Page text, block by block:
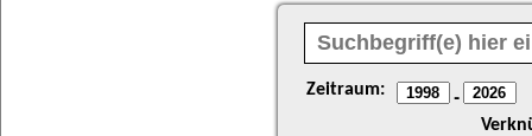
Zeitraum: -